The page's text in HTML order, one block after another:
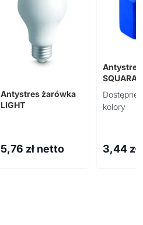
Antystres żarówka
LIGHT
5,76 zł netto
SQUARAX
Dostępne
kolory
3,44